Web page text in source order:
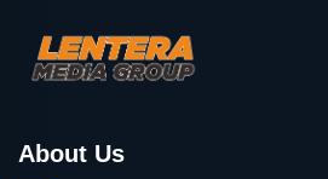
About Us